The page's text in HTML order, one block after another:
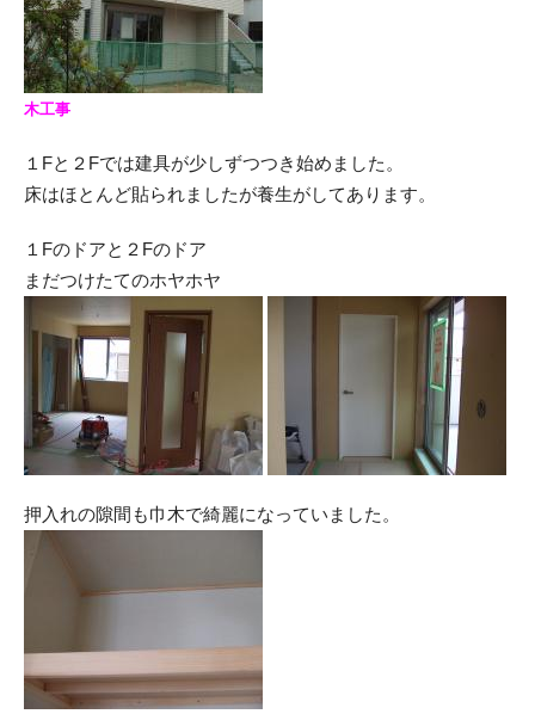
木工事
１Fと２Fでは建具が少しずつつき始めました。
床はほとんど貼られましたが養生がしてあります。
１Fのドアと２Fのドア
まだつけたてのホヤホヤ
押入れの隙間も巾木で綺麗になっていました。